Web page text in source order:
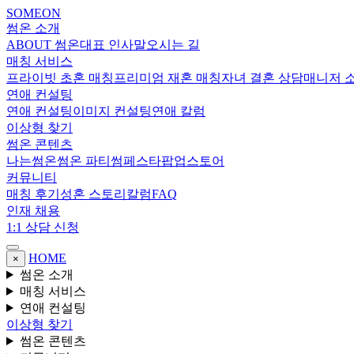
SOMEON
썸온 소개
ABOUT 썸온대표 인사말오시는 길
매칭 서비스
프라이빗 초혼 매칭 프리미엄 재혼 매칭자녀 결혼 상담매니저
연애 컨설팅
연애 컨설팅이미지 컨설팅연애 칼럼
이상형 찾기
썸온 콘텐츠
나는썸온썸온 파티 썸페스타팝업스토어
커뮤니티
매칭 후기 성혼 스토리 칼럼FAQ
인재 채용
1:1 상담 신청
×
HOME
썸온 소개
매칭 서비스
연애 컨설팅
이상형 찾기
썸온 콘텐츠